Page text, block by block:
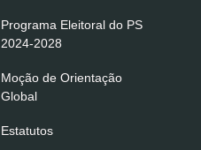
Programa Eleitoral do PS
2024-2028
Moção de Orientação
Global
Estatutos